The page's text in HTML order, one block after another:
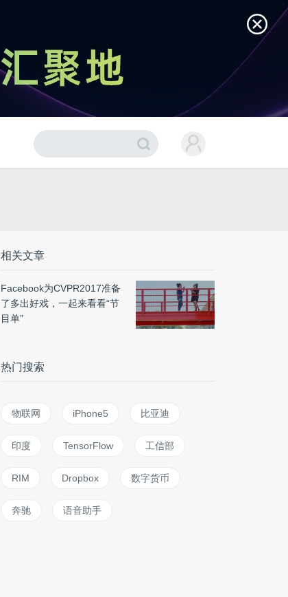
相关文章
Facebook为CVPR2017准备
了多出好戏，一起来看看“节
目单”
热门搜索
物联网 iPhone5 比亚迪
印度 TensorFlow 工信部
RIM Dropbox 数字货币
奔驰 语音助手